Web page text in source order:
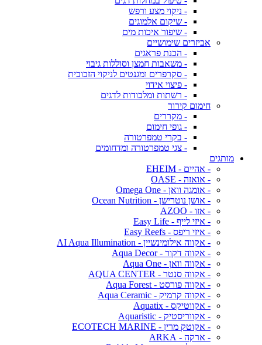
- ניקוי מצע ורפש
- שיקום אלמוגים
- שיפור איכות מים
אביזרים שימושיים
- הכנת פראגים
- משאבות חמצן וסוללות גיבוי
- סקרפרים ומגנטים לניקוי הזכוכית
- פיצוי אידוי
- רשתות ומלכודות לדגים
חימום קירור
- מקררים
- גופי חימום
- בקרי טמפרטורה
- צגי טמפרטורה ומדחומים
מותגים
- אהיים - EHEIM
- אואזה - OASE
- אומגה וואן - Omega One
- אושן נוטרישן - Ocean Nutrition
- אזו - AZOO
- איזי לייף - Easy Life
- איזי ריפס - Easy Reefs
- אקווה אילומינשיין - AI Aqua Illumination
- אקווה דקור - Aqua Decor
- אקווה וואן - Aqua One
- אקווה סנטר - AQUA CENTER
- אקווה פורסט - Aqua Forest
- אקווה קרמיק - Aqua Ceramic
- אקווטיקס - Aquatix
- אקווריסטיק - Aquaristic
- אקוטק מרין - ECOTECH MARINE
- ארקה - ARKA